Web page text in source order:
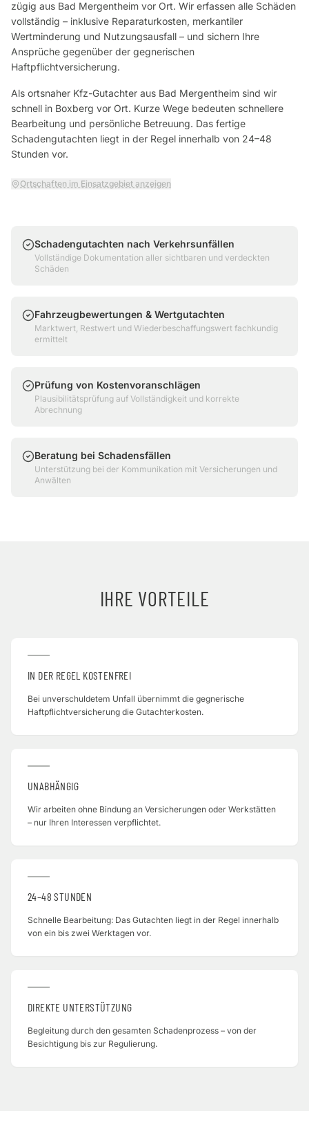
zügig aus Bad Mergentheim vor Ort. Wir erfassen alle Schäden
vollständig – inklusive Reparaturkosten, merkantiler
Wertminderung und Nutzungsausfall – und sichern Ihre
Ansprüche gegenüber der gegnerischen
Haftpflichtversicherung.
Als ortsnaher Kfz-Gutachter aus Bad Mergentheim sind wir
schnell in Boxberg vor Ort. Kurze Wege bedeuten schnellere
Bearbeitung und persönliche Betreuung. Das fertige
Schadengutachten liegt in der Regel innerhalb von 24–48
Stunden vor.
Ortschaften im Einsatzgebiet anzeigen
Schadengutachten nach Verkehrsunfällen
Vollständige Dokumentation aller sichtbaren und verdeckten
Schäden
Fahrzeugbewertungen & Wertgutachten
Marktwert, Restwert und Wiederbeschaffungswert fachkundig
ermittelt
Prüfung von Kostenvoranschlägen
Plausibilitätsprüfung auf Vollständigkeit und korrekte
Abrechnung
Beratung bei Schadensfällen
Unterstützung bei der Kommunikation mit Versicherungen und
Anwälten
IHRE VORTEILE
IN DER REGEL KOSTENFREI
Bei unverschuldetem Unfall übernimmt die gegnerische
Haftpflichtversicherung die Gutachterkosten.
UNABHÄNGIG
Wir arbeiten ohne Bindung an Versicherungen oder Werkstätten
– nur Ihren Interessen verpflichtet.
24–48 STUNDEN
Schnelle Bearbeitung: Das Gutachten liegt in der Regel innerhalb
von ein bis zwei Werktagen vor.
DIREKTE UNTERSTÜTZUNG
Begleitung durch den gesamten Schadenprozess – von der
Besichtigung bis zur Regulierung.